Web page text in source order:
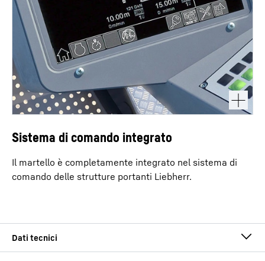
Sistema di comando integrato
Il martello è completamente integrato nel sistema di
comando delle strutture portanti Liebherr.